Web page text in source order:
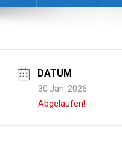
DATUM
30 Jan. 2026
Abgelaufen!